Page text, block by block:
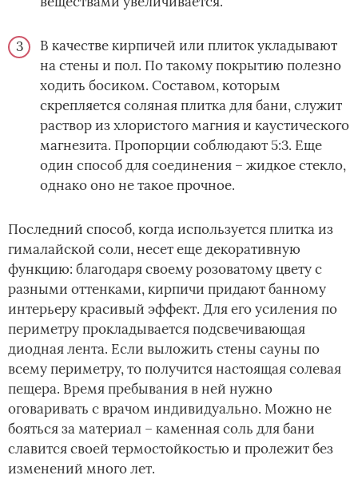
В качестве кирпичей или плиток укладывают
на стены и пол. По такому покрытию полезно
ходить босиком. Составом, которым
скрепляется соляная плитка для бани, служит
раствор из хлористого магния и каустического
магнезита. Пропорции соблюдают 5:3. Еще
один способ для соединения – жидкое стекло,
однако оно не такое прочное.
Последний способ, когда используется плитка из
гималайской соли, несет еще декоративную
функцию: благодаря своему розоватому цвету с
разными оттенками, кирпичи придают банному
интерьеру красивый эффект. Для его усиления по
периметру прокладывается подсвечивающая
диодная лента. Если выложить стены сауны по
всему периметру, то получится настоящая солевая
пещера. Время пребывания в ней нужно
оговаривать с врачом индивидуально. Можно не
бояться за материал – каменная соль для бани
славится своей термостойкостью и пролежит без
изменений много лет.